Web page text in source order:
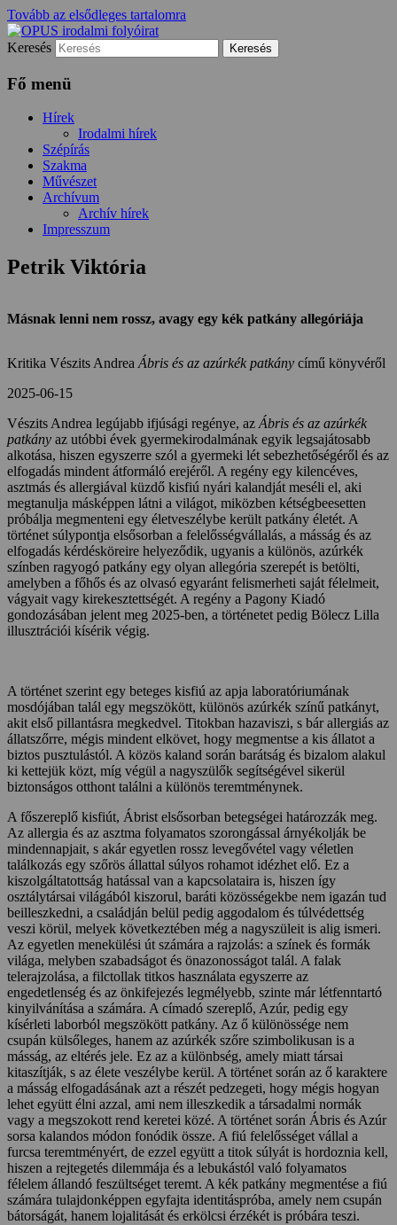
Tovább az elsődleges tartalomra
OPUS irodalmi folyóirat
irodalom és művészet
Keresés
Fő menü
Hírek
Irodalmi hírek
Szépírás
Szakma
Művészet
Archívum
Archív hírek
Impresszum
Petrik Viktória
Másnak lenni nem rossz, avagy egy kék patkány allegóriája
Kritika Vészits Andrea Ábris és az azúrkék patkány című könyvéről
2025-06-15
Vészits Andrea legújabb ifjúsági regénye, az Ábris és az azúrkék
patkány az utóbbi évek gyermekirodalmának egyik legsajátosabb
alkotása, hiszen egyszerre szól a gyermeki lét sebezhetőségéről és az
elfogadás mindent átformáló erejéről. A regény egy kilencéves,
asztmás és allergiával küzdő kisfiú nyári kalandját meséli el, aki
megtanulja másképpen látni a világot, miközben kétségbeesetten
próbálja megmenteni egy életveszélybe került patkány életét. A
történet súlypontja elsősorban a felelősségvállalás, a másság és az
elfogadás kérdésköreire helyeződik, ugyanis a különös, azúrkék
színben ragyogó patkány egy olyan allegória szerepét is betölti,
amelyben a főhős és az olvasó egyaránt felismerheti saját félelmeit,
vágyait vagy kirekesztettségét. A regény a Pagony Kiadó
gondozásában jelent meg 2025-ben, a történetet pedig Bölecz Lilla
illusztrációi kísérik végig.
A történet szerint egy beteges kisfiú az apja laboratóriumának
mosdójában talál egy megszökött, különös azúrkék színű patkányt,
akit első pillantásra megkedvel. Titokban hazaviszi, s bár allergiás az
állatszőrre, mégis mindent elkövet, hogy megmentse a kis állatot a
biztos pusztulástól. A közös kaland során barátság és bizalom alakul
ki kettejük közt, míg végül a nagyszülők segítségével sikerül
biztonságos otthont találni a különös teremtménynek.
A főszereplő kisfiút, Ábrist elsősorban betegségei határozzák meg.
Az allergia és az asztma folyamatos szorongással árnyékolják be
mindennapjait, s akár egyetlen rossz levegővétel vagy véletlen
találkozás egy szőrös állattal súlyos rohamot idézhet elő. Ez a
kiszolgáltatottság hatással van a kapcsolataira is, hiszen így
osztálytársai világából kiszorul, baráti közösségekbe nem igazán tud
beilleszkedni, a családján belül pedig aggodalom és túlvédettség
veszi körül, melyek következtében még a nagyszüleit is alig ismeri.
Az egyetlen menekülési út számára a rajzolás: a színek és formák
világa, melyben szabadságot és önazonosságot talál. A falak
telerajzolása, a filctollak titkos használata egyszerre az
engedetlenség és az önkifejezés legmélyebb, szinte már létfenntartó
kinyilvánítása a számára. A címadó szereplő, Azúr, pedig egy
kísérleti laborból megszökött patkány. Az ő különössége nem
csupán külsőleges, hanem az azúrkék szőre szimbolikusan is a
másság, az eltérés jele. Ez az a különbség, amely miatt társai
kitaszítják, s az élete veszélybe kerül. A történet során az ő karaktere
a másság elfogadásának azt a részét pedzegeti, hogy mégis hogyan
lehet együtt élni azzal, ami nem illeszkedik a társadalmi normák
vagy a megszokott rend keretei közé. A történet során Ábris és Azúr
sorsa kalandos módon fonódik össze. A fiú felelősséget vállal a
furcsa teremtményért, de ezzel együtt a titok súlyát is hordoznia kell,
hiszen a rejtegetés dilemmája és a lebukástól való folyamatos
félelem állandó feszültséget teremt. A kék patkány megmentése a fiú
számára tulajdonképpen egyfajta identitáspróba, amely nem csupán
bátorságát, hanem lojalitását és erkölcsi érzékét is próbára teszi.